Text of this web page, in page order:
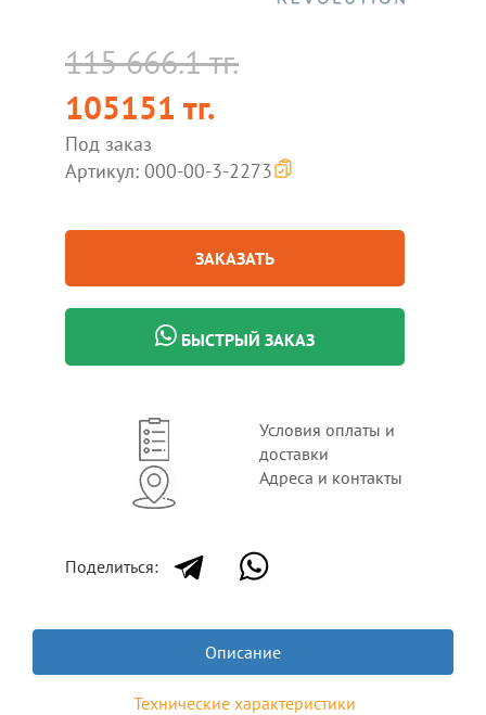
115 666.1 тг.
105151 тг.
Под заказ
Артикул: 000-00-3-2273
ЗАКАЗАТЬ
БЫСТРЫЙ ЗАКАЗ
Условия оплаты и
доставки
Адреса и контакты
Поделиться:
Описание
Технические характеристики